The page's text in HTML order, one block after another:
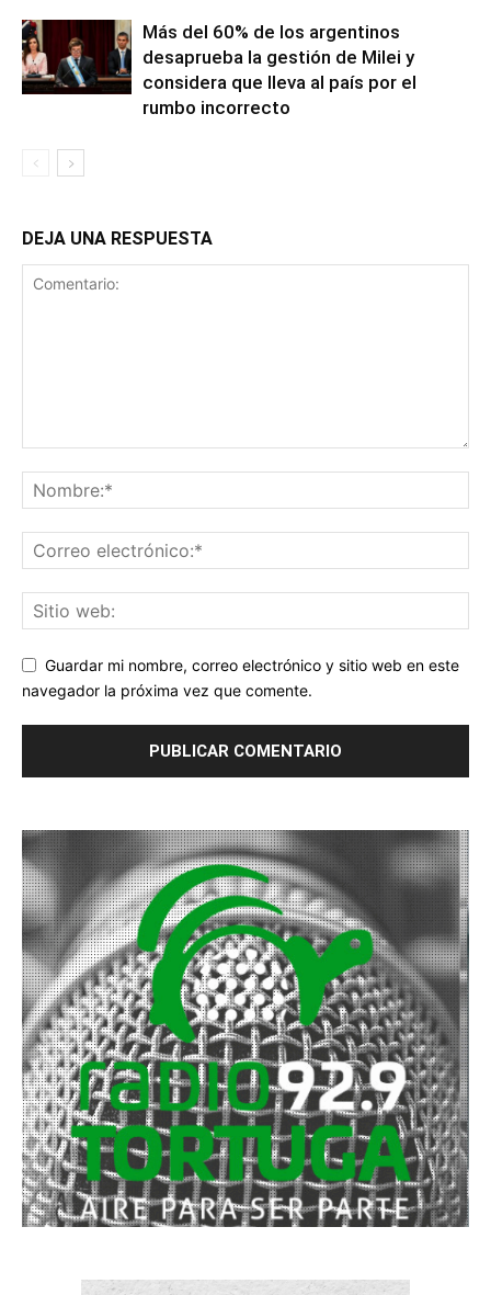
Más del 60% de los argentinos
desaprueba la gestión de Milei y
considera que lleva al país por el
rumbo incorrecto
DEJA UNA RESPUESTA
Guardar mi nombre, correo electrónico y sitio web en este
navegador la próxima vez que comente.